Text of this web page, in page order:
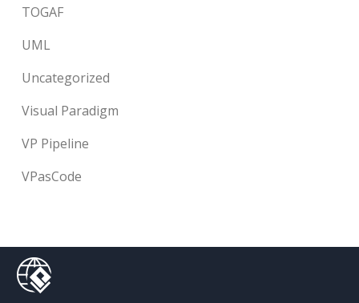
TOGAF
UML
Uncategorized
Visual Paradigm
VP Pipeline
VPasCode